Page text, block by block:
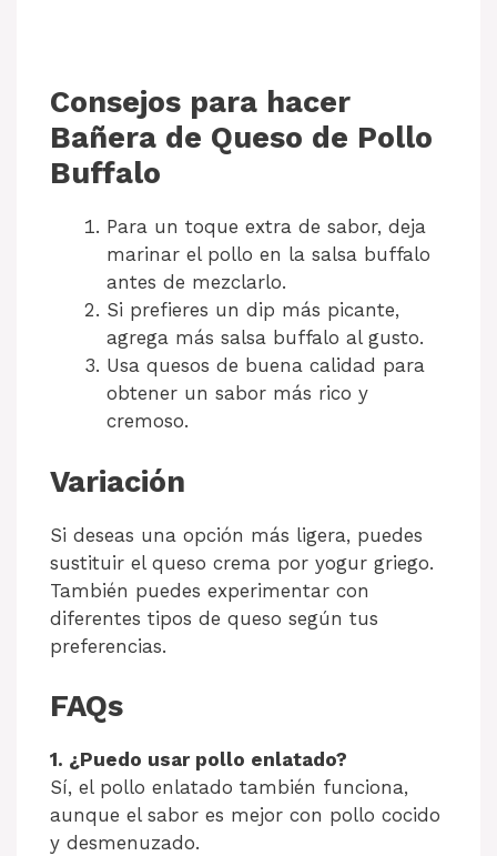
Consejos para hacer
Bañera de Queso de Pollo
Buffalo
Para un toque extra de sabor, deja
marinar el pollo en la salsa buffalo
antes de mezclarlo.
Si prefieres un dip más picante,
agrega más salsa buffalo al gusto.
Usa quesos de buena calidad para
obtener un sabor más rico y
cremoso.
Variación
Si deseas una opción más ligera, puedes
sustituir el queso crema por yogur griego.
También puedes experimentar con
diferentes tipos de queso según tus
preferencias.
FAQs
1. ¿Puedo usar pollo enlatado?
Sí, el pollo enlatado también funciona,
aunque el sabor es mejor con pollo cocido
y desmenuzado.